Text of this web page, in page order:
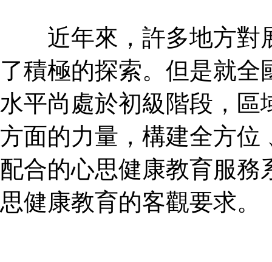
近年來，許多地方
了積極的探索。但是就
水平尚處於初級階段，
方面的力量，構建全方位
配合的心思健康教育服務
思健康教育的客觀要求。